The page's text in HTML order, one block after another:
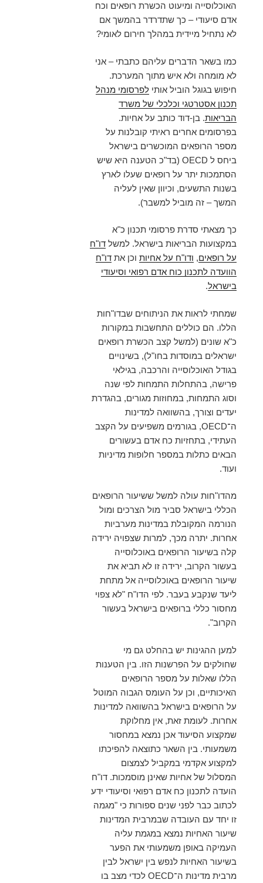
האוכלוסייה ומיעוט הכשרת רופאים וכח
אדם סיעודי – כך שתדרדר בהמשך אם
לא נתחיל מיידית במהלך חירום לאומי?
כמו בשאר הדברים עליהם כתבתי – אני
לא מומחה ולא איש מתוך המערכת.
חיפוש בגוגל הוביל אותי לפרסומי מנהל
תכנון אסטרטגי וכלכלי של משרד
הבריאות. בן-דוד כותב על אחיות.
בפרסומים אחרים ראיתי קובלנות על
מספר הרופאים המוכשרים בישראל
ביחס ל OECD (בד"כ הטענה היא שיש
הסתמכות יתר על רופאים שעלו לארץ
בשנות התשעים, וכיוון שאין לעליה
המשך – זה מוביל למשבר).
כך מצאתי סדרת פרסומי תכנון כ"א
במקצועות הבריאות בישראל. למשל דו"ח
על רופאים, ודו"ח על אחיות וכן את דו"ח
הוועדה לתכנון כוח אדם רפואי וסיעודי
בישראל.
שמחתי לראות את הניתוחים שבדו"חות
הללו. הם כוללים התחשבות במקורות
כ"א שונים (למשל קצב הכשרת רופאים
ישראלים במוסדות בחו"ל), בשינויים
בגודל האוכלוסייה והרכבה, בגילאי
פרישה, בהתחלות התמחות לפי שנה
וסוג התמחות, במחוזות מגורים, בהגדרת
יעדים וצורך, בהשוואה למדינות
ה־OECD, בגורמים משפיעים על הקצב
העתידי, בתחזיות כח אדם בעשורים
הבאים כתלות במספר חלופות מדיניות
ועוד.
מהדו"חות עולה למשל ששיעור הרופאים
הכללי בישראל סביר מול הצרכים ומול
הנורמה המקובלת במדינות מערביות
אחרות. יתרה מכך, למרות שצפויה ירידה
קלה בשיעור הרופאים באוכלוסייה
בעשור הקרוב, ירידה זו לא תביא את
שיעור הרופאים באוכלוסייה אל מתחת
ליעד שנקבע בעבר. לפי הדו"ח "לא צפוי
מחסור כללי ברופאים בישראל בעשור
הקרוב".
למען ההגינות יש בהחלט גם מי
שחולקים על הפרשנות הזו. בין הטענות
הללו שאלות על מספר הרופאים
האיכותיים, וכן על העומס הגבוה המוטל
על הרופאים בישראל בהשוואה למדינות
אחרות. לעומת זאת, אין מחלוקת
שמקצוע הסיעוד אכן נמצא במחסור
משמעותי. בין השאר כתוצאה להפיכתו
למקצוע אקדמי במקביל לצמצום
המסלול של אחיות שאינן מוסמכות. דו"ח
הועדה לתכנון כח אדם רפואי וסיעודי ידע
לכתוב כבר לפני שנים ספורות כי "מגמה
זו יחד עם העובדה שבמרבית המדינות
שיעור האחיות נמצא במגמת עליה
העמיקה באופן משמעותי את הפער
בשיעור האחיות לנפש בין ישראל לבין
מרבית מדינות ה־OECD לכדי מצב בו